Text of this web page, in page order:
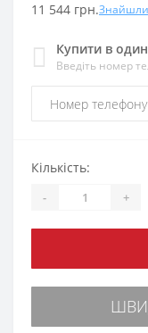
11 544 грн.
Купити в один
Введіть номер
Кількість:
- +